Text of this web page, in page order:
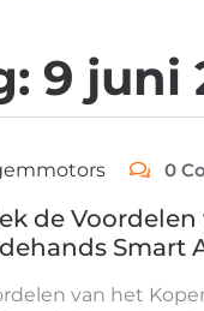
9 juni
0
de Voordelen
Smart
van het